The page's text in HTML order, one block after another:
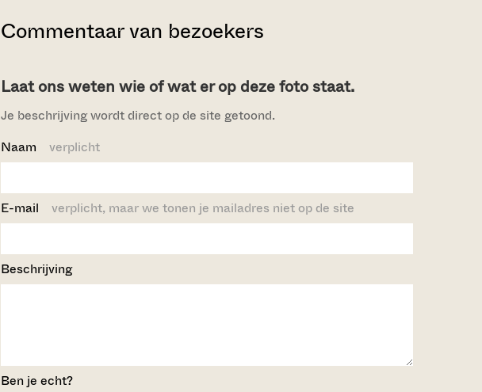
Commentaar van bezoekers
Laat ons weten wie of wat er op deze foto staat.
Je beschrijving wordt direct op de site getoond.
Naam verplicht
E-mail verplicht, maar we tonen je mailadres niet op de site
Beschrijving
Ben je echt?